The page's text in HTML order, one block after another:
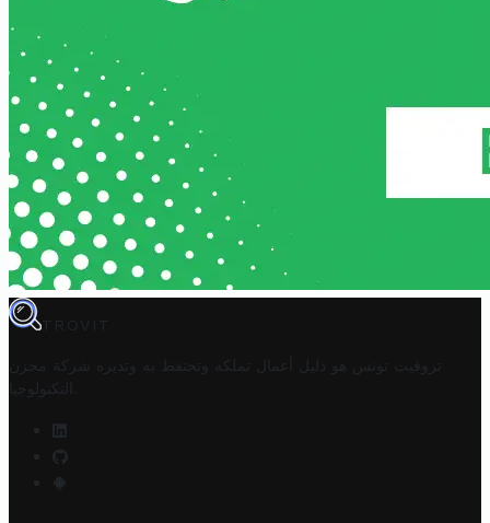
TROVIT
تروفيت تونس هو دليل أعمال تملكه وتحتفظ به وتديره
شركة مخزن
التكنولوجيا